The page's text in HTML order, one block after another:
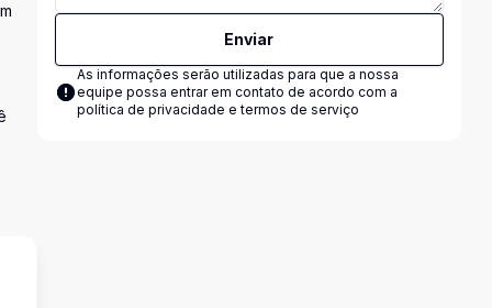
Enviar
As informações serão utilizadas para que a nossa
equipe possa entrar em contato de acordo com a
política de privacidade e termos de serviço